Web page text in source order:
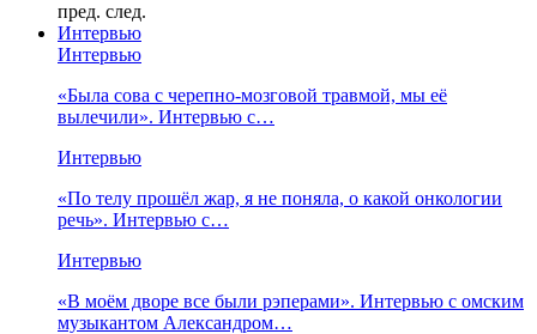
пред. след.
Интервью
Интервью
«Была сова с черепно-мозговой травмой, мы её
вылечили». Интервью с…
Интервью
«По телу прошёл жар, я не поняла, о какой онкологии
речь». Интервью с…
Интервью
«В моём дворе все были рэперами». Интервью с омским
музыкантом Александром…